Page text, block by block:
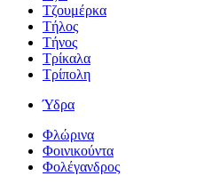
Τζουμέρκα
Τήλος
Τήνος
Τρίκαλα
Τρίπολη
Ύδρα
Φλώρινα
Φοινικούντα
Φολέγανδρος